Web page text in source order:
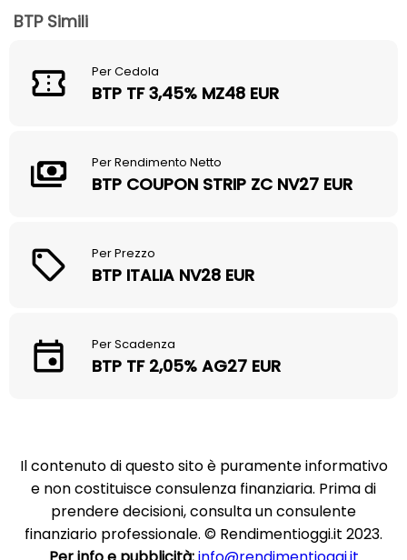
BTP Simili
Per Cedola
BTP TF 3,45% MZ48 EUR
Per Rendimento Netto
BTP COUPON STRIP ZC NV27 EUR
Per Prezzo
BTP ITALIA NV28 EUR
Per Scadenza
BTP TF 2,05% AG27 EUR
Il contenuto di questo sito è puramente informativo
e non costituisce consulenza finanziaria. Prima di
prendere decisioni, consulta un consulente
finanziario professionale. © Rendimentioggi.it 2023.